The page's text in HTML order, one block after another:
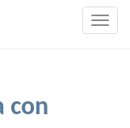
con